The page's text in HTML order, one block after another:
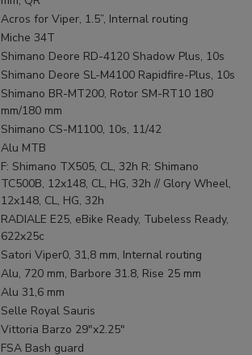
Acros for Viper, 1.5”, Internal routing
Miche 34T
Shimano Deore RD-4120 Shadow Plus, 10s
Shimano Deore SL-M4100 Rapidfire-Plus, 10s
Shimano BR-MT200, Rotor SM-RT10 180
mm/180 mm
Shimano CS-M1100, 10s, 11/42
Alu MTB
F: Shimano TX505, CL, 32h R: Shimano
TC500B, 12x148, CL, HG, 32h // Glory Wheel,
12x148, CL, HG, 32h
RADIALE E25, eBike Ready, Tubeless Ready,
622x25c
Satori Viper0, 31,8 mm, Internal routing
Alu, 720 mm, Barbore 31.8, Rise 25 mm
Alu 31,6 mm
Selle Royal Sauris
Vittoria Barzo 29"x2.25"
FSA Bash guard